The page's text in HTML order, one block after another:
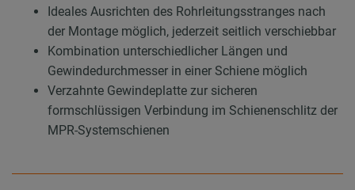
Ideales Ausrichten des Rohrleitungsstranges nach
der Montage möglich, jederzeit seitlich verschiebbar
Kombination unterschiedlicher Längen und
Gewindedurchmesser in einer Schiene möglich
Verzahnte Gewindeplatte zur sicheren
formschlüssigen Verbindung im Schienenschlitz der
MPR-Systemschienen